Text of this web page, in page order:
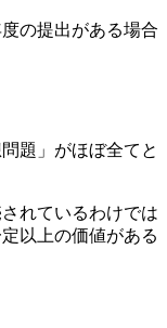
の提出がある場合
題」がほぼ全てと
れているわけでは
以上の価値がある